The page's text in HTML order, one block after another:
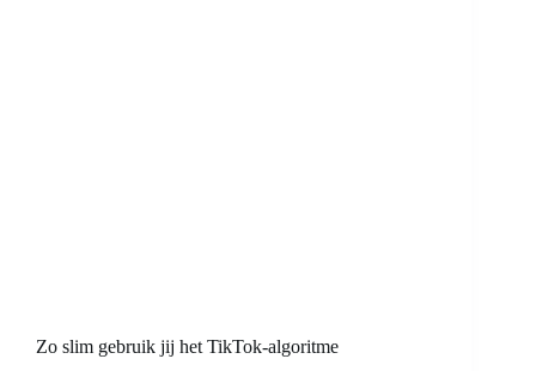
Zo slim gebruik jij het TikTok-algoritme